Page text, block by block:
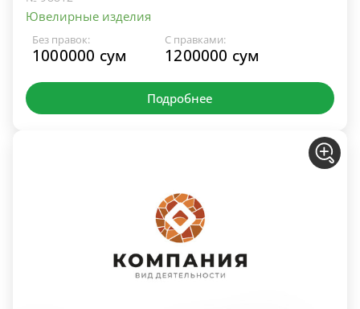
Ювелирные изделия
Без правок:
1000000 сум
С правками:
1200000 сум
Подробнее